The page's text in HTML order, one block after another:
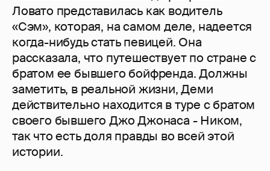
Ловато представилась как водитель
«Сэм», которая, на самом деле, надеется
когда-нибудь стать певицей. Она
рассказала, что путешествует по стране с
братом ее бывшего бойфренда. Должны
заметить, в реальной жизни, Деми
действительно находится в туре с братом
своего бывшего Джо Джонаса - Ником,
так что есть доля правды во всей этой
истории.